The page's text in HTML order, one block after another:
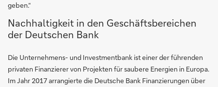
geben.“
Nachhaltigkeit in den Geschäftsbereichen
der Deutschen Bank
Die Unternehmens- und Investmentbank ist einer der führenden
privaten Finanzierer von Projekten für saubere Energien in Europa.
Im Jahr 2017 arrangierte die Deutsche Bank Finanzierungen über